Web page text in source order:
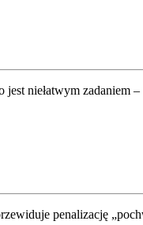
jest niełatwym zadaniem
penalizację